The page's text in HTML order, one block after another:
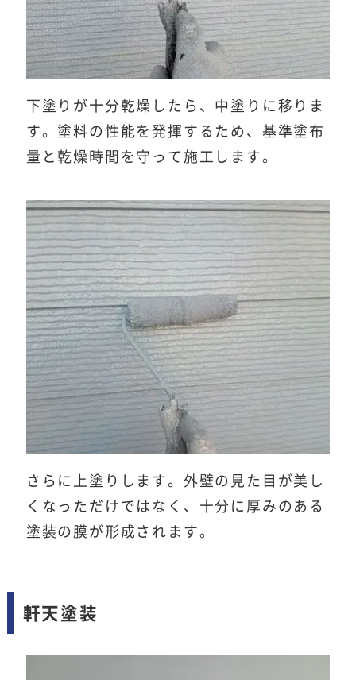
下塗りが十分乾燥したら、中塗りに移りま
す。塗料の性能を発揮するため、基準塗布
量と乾燥時間を守って施工します。
さらに上塗りします。外壁の見た目が美し
くなっただけではなく、十分に厚みのある
塗装の膜が形成されます。
軒天塗装